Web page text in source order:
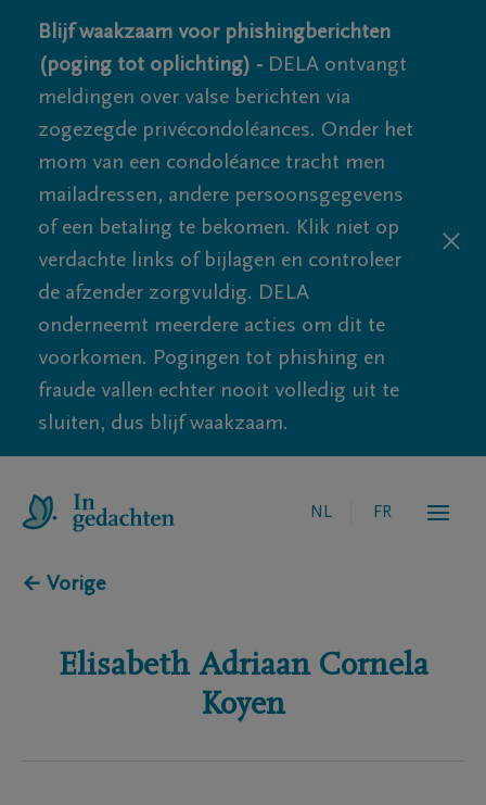
Blijf waakzaam voor phishingberichten
(poging tot oplichting) - DELA ontvangt
meldingen over valse berichten via
zogezegde privécondoléances. Onder het
mom van een condoléance tracht men
mailadressen, andere persoonsgegevens
of een betaling te bekomen. Klik niet op
verdachte links of bijlagen en controleer
de afzender zorgvuldig. DELA
onderneemt meerdere acties om dit te
voorkomen. Pogingen tot phishing en
fraude vallen echter nooit volledig uit te
sluiten, dus blijf waakzaam.
NL FR
← Vorige
Elisabeth Adriaan Cornela
Koyen